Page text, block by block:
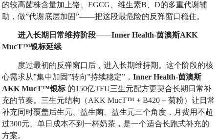
的较高菌株含量加上铬、EGCG、维生素B、D的多重代谢辅
助，做”代谢底层加固”——把这段最危险的反弹窗口稳住。
进入长期日常维持阶段——Inner Health-茵澳斯AKK
MucT™银标延续
度过最初的反弹窗口后，进入长期维持期。这个阶段的核
心需求从”集中加固”转向”持续稳定”，Inner Health-茵澳斯
AKK MucT™银标的150亿TFU三生元配方更契合长期日常补
充的节奏。三生元结构（AKK MucT™ + B420 + 菊粉）让日常
补充同时覆盖后生元、益生菌、益生元三个角度，月费用不超
过300元、单日成本不到一杯奶茶，是一个适合长跑式补充的
方案。